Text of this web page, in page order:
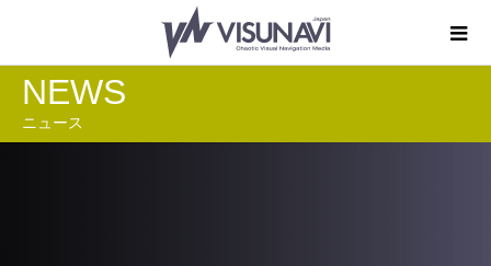
NEWS
ニュース